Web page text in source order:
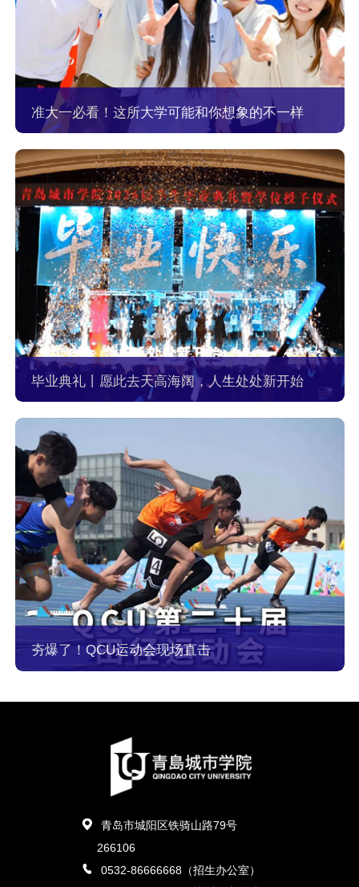
准大一必看！这所大学可能和你想象的不一样
毕业典礼丨愿此去天高海阔，人生处处新开始
夯爆了！QCU运动会现场直击
青岛市城阳区铁骑山路79号
266106
0532-86666668（招生办公室）